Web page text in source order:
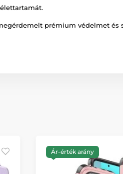
prémium védelmet és
Ár-érték arány